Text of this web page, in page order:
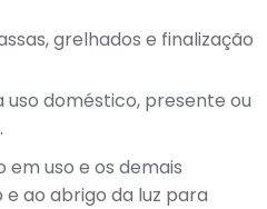
grelhados e finalização
doméstico, presente ou
uso e os demais
ao abrigo da luz para